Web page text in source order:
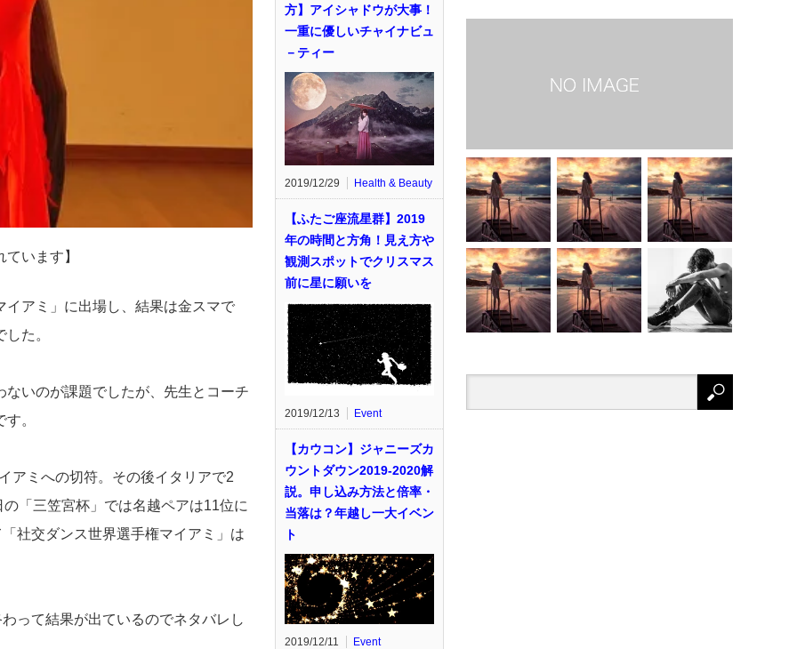
います】
アミ」に出場し、結果は金スマで
た。
いのが課題でしたが、先生とコーチ
。
アミへの切符。その後イタリアで2
「三笠宮杯」では名越ペアは11位に
社交ダンス世界選手権マイアミ」は
って結果が出ているのでネタバレし
方】アイシャドウが大事！
一重に優しいチャイナビュ
－ティー
2019/12/29 Health & Beauty
【ふたご座流星群】2019
年の時間と方角！見え方や
観測スポットでクリスマス
前に星に願いを
2019/12/13 Event
【カウコン】ジャニーズカ
ウントダウン2019-2020解
説。申し込み方法と倍率・
当落は？年越し一大イベン
ト
2019/12/11 Event